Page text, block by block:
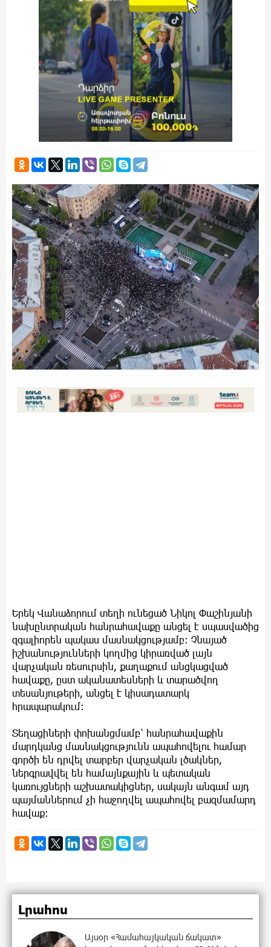
Երեկ Վանաձորում տեղի ունեցած Նիկոլ Փաշինյանի
նախընտրական հանրահավաքը անցել է սպասվածից
զգալիորեն պակաս մասնակցությամբ։ Չնայած
իշխանությունների կողմից կիրառված լայն
վարչական ռեսուրսին, քաղաքում անցկացված
հավաքը, ըստ ականատեսների և տարածվող
տեսանյութերի, անցել է կիսադատարկ
հրապարակում։
Տեղացիների փոխանցմամբ՝ հանրահավաքին
մարդկանց մասնակցությունն ապահովելու համար
գործի են դրվել տարբեր վարչական լծակներ,
ներգրավվել են համայնքային և պետական
կառույցների աշխատակիցներ, սակայն անգամ այդ
պայմաններում չի հաջողվել ապահովել բազմամարդ
հավաք։
Լրահոս
Այսօր «Համահայկական ճակատ»